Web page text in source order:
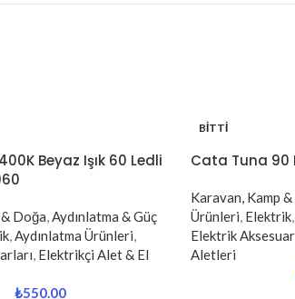
Beyaz Işık 60 Ledli
Doğa,Aydınlatma & Güç
,Aydınlatma Ürünleri,
, Elektrikçi Alet & El
₺550.00
BITTI
Cata Tuna 90
Karavan, Kamp
Ürünleri, Elektrik,
Elektrik
Aletleri